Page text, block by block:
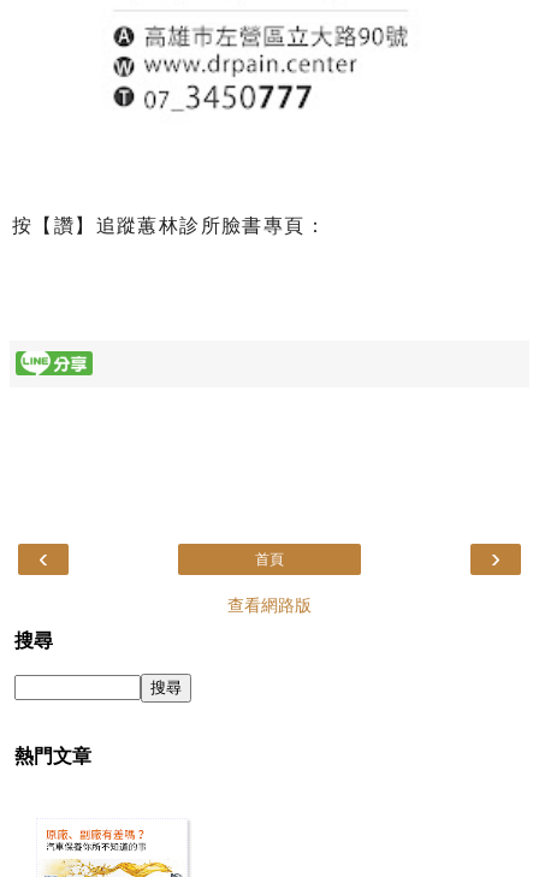
按【讚】追蹤蕙林診所臉書專頁：
‹ ›
首頁
查看網路版
搜尋
熱門文章